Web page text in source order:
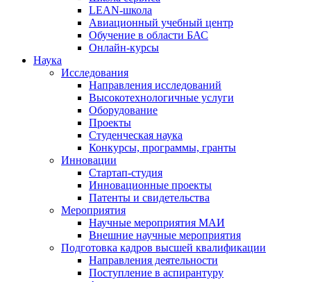
LEAN-школа
Авиационный учебный центр
Обучение в области БАС
Онлайн-курсы
Наука
Исследования
Направления исследований
Высокотехнологичные услуги
Оборудование
Проекты
Студенческая наука
Конкурсы, программы, гранты
Инновации
Стартап-студия
Инновационные проекты
Патенты и свидетельства
Мероприятия
Научные мероприятия МАИ
Внешние научные мероприятия
Подготовка кадров высшей квалификации
Направления деятельности
Поступление в аспирантуру